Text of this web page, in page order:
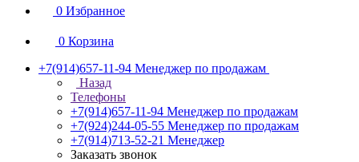
0 Избранное
0 Корзина
+7(914)657-11-94 Менеджер по продажам
Назад
Телефоны
+7(914)657-11-94 Менеджер по продажам
+7(924)244-05-55 Менеджер по продажам
+7(914)713-52-21 Менеджер
Заказать звонок